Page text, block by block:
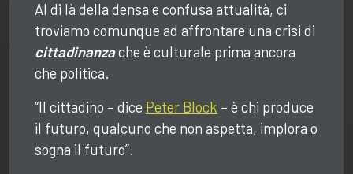
Al di là della densa e confusa attualità, ci
troviamo comunque ad affrontare una crisi di
cittadinanzache è culturale prima ancora
che politica.
“Il cittadino – dice Peter Block – è chi produce
il futuro, qualcuno che non aspetta, implora o
sogna il futuro”.